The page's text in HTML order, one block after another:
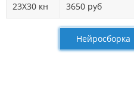
23Х30 кн 3650 руб
Нейросборка